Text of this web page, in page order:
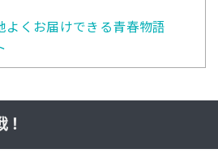
よくお届けできる青春物語